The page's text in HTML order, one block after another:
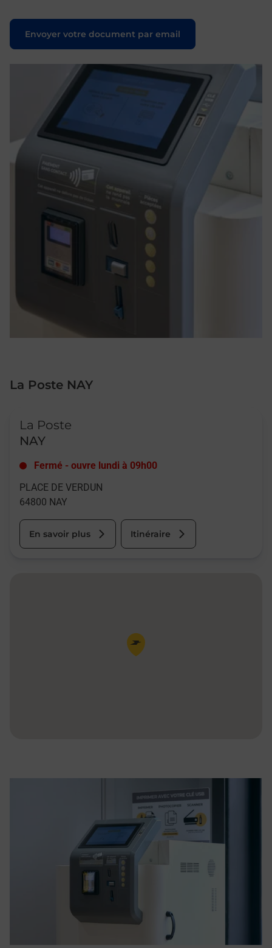
Envoyer votre document par email
Le lien s'ouvre dans un nouvel onglet
La Poste NAY
La Poste
NAY
Fermé - ouvre lundi à 09h00
PLACE DE VERDUN
64800 NAY
En savoir plus Itinéraire
Pin de la carte